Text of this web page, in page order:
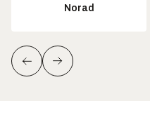
Norad